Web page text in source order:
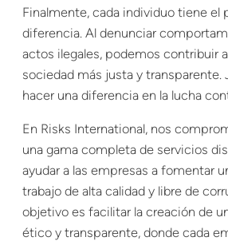
Finalmente, cada individuo tiene el
diferencia. Al denunciar
actos ilegales, podemos contribuir
sociedad más justa y transparente.
hacer una diferencia en la lucha
En Risks International, nos
una gama completa de servicios
ayudar a las empresas a fomentar
trabajo de alta calidad y libre de
objetivo es facilitar la creación de
ético y transparente, donde cada